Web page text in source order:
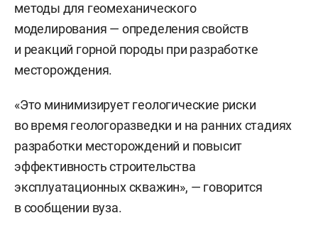
методы для геомеханического
моделирования — определения свойств
и реакций горной породы при разработке
месторождения.
«Это минимизирует геологические риски
во время геологоразведки и на ранних стадиях
разработки месторождений и повысит
эффективность строительства
эксплуатационных скважин», — говорится
в сообщении вуза.